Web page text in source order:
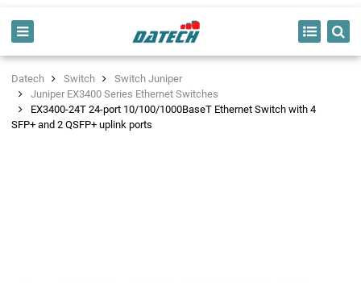
Datech Switch
Switch Juniper
Juniper EX3400 Series Ethernet Switches
EX3400-24T 24-port 10/100/1000BaseT Ethernet Switch with 4
SFP+ and 2 QSFP+ uplink ports